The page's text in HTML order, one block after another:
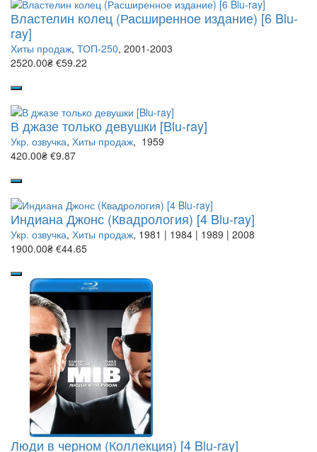
Властелин колец (Расширенное издание) [6 Blu-
ray]
Хиты продаж, ТОП-250, 2001-2003
2520.00₴ €59.22
В джазе только девушки [Blu-ray]
Укр. озвучка, Хиты продаж, 1959
420.00₴ €9.87
Индиана Джонс (Квадрология) [4 Blu-ray]
Укр. озвучка, Хиты продаж, 1981 | 1984 | 1989 | 2008
1900.00₴ €44.65
Люди в черном (Коллекция) [4 Blu-ray]